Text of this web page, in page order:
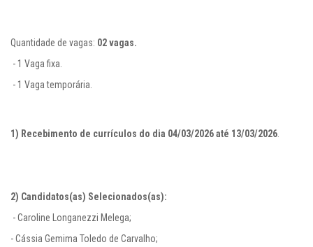
Quantidade de vagas:
- 1 Vaga fixa.
- 1 Vaga temporária.
1) Recebimento de currículos do dia 04/03/2026 até 13/03/2026
2) Candidatos(as) Selecionados(as):
- Caroline Longanezzi Melega;
- Cássia Gemima Toledo de Carvalho;